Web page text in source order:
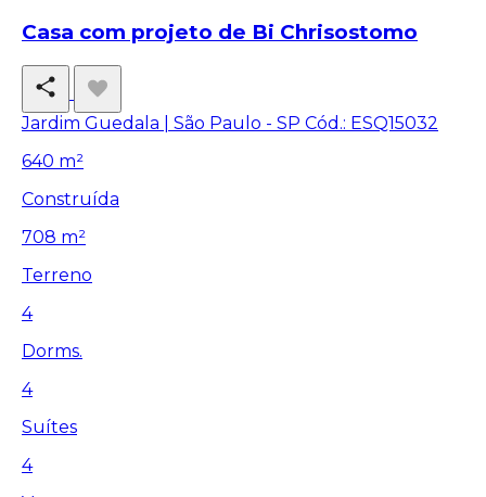
Casa com projeto de Bi Chrisostomo
Jardim Guedala | São Paulo - SP Cód.: ESQ15032
640 m²
Construída
708 m²
Terreno
4
Dorms.
4
Suítes
4